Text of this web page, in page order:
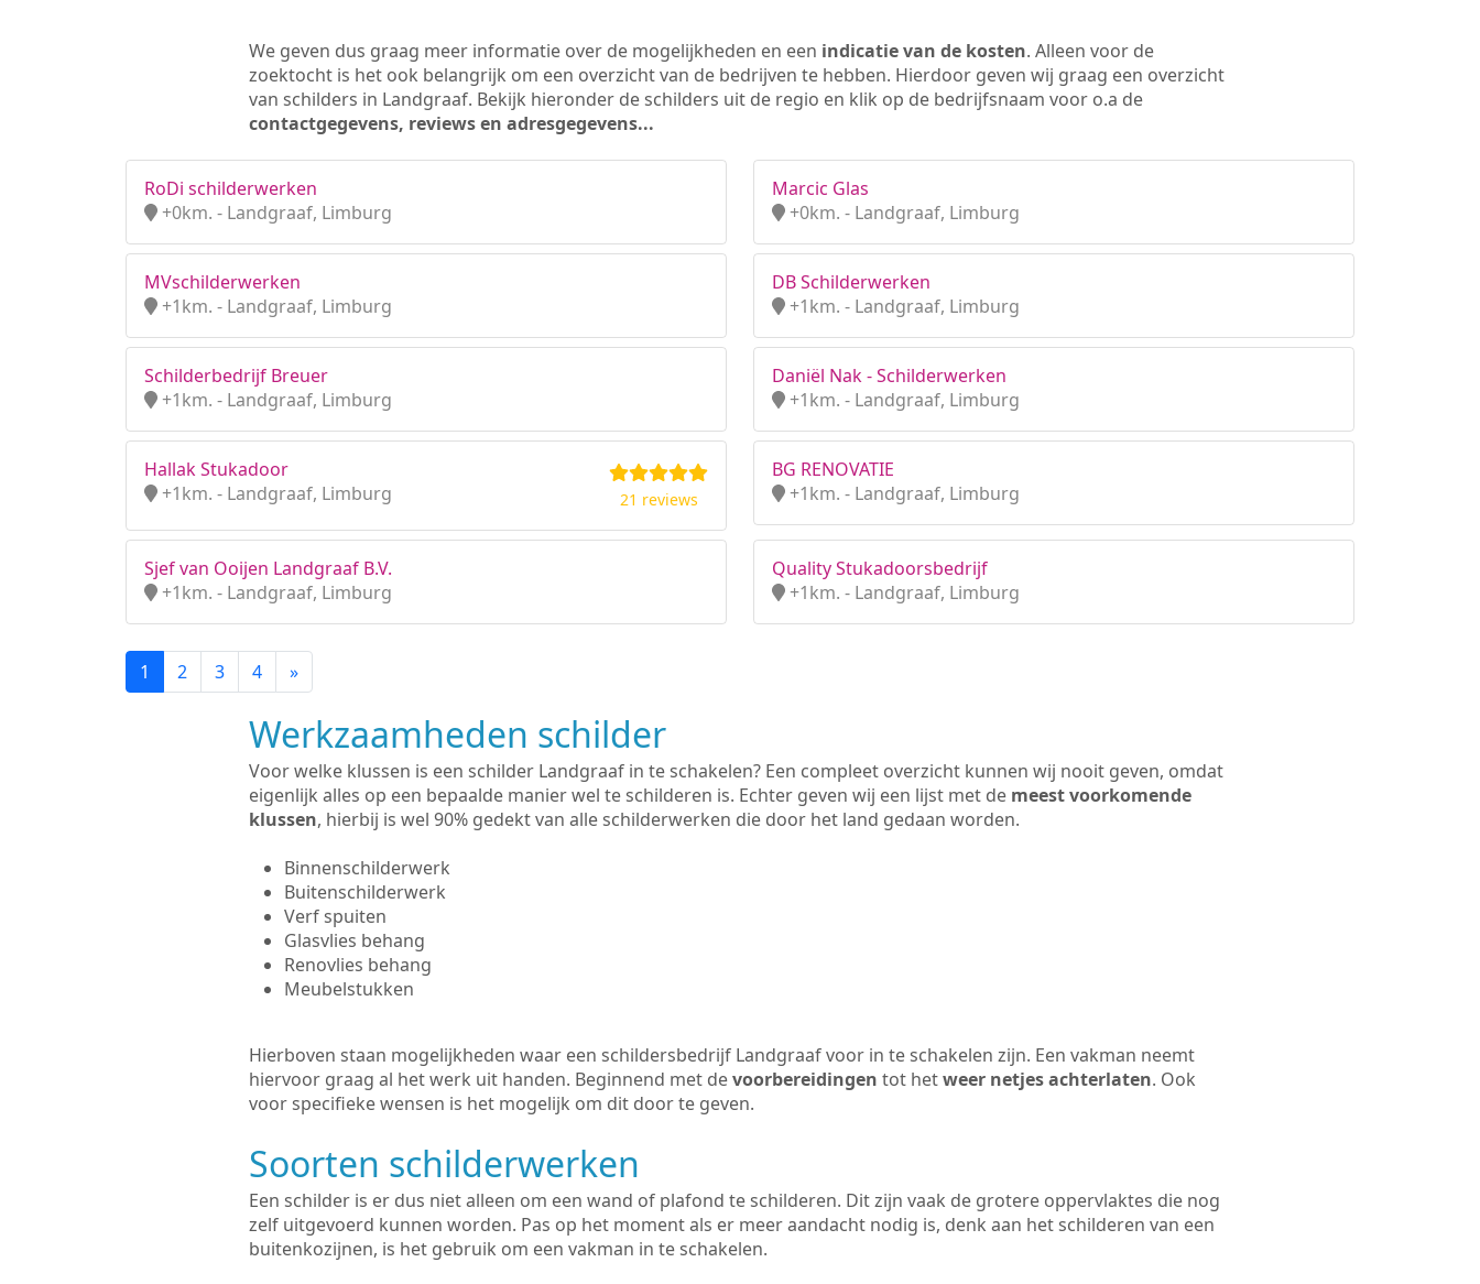
We geven dus graag meer informatie over de mogelijkheden en een indicatie van de kosten. Alleen voor de
zoektocht is het ook belangrijk om een overzicht van de bedrijven te hebben. Hierdoor geven wij graag een overzicht
van schilders in Landgraaf. Bekijk hieronder de schilders uit de regio en klik op de bedrijfsnaam voor o.a de
contactgegevens, reviews en adresgegevens...
RoDi schilderwerken
+0km. - Landgraaf, Limburg
Marcic Glas
+0km. - Landgraaf, Limburg
MVschilderwerken
+1km. - Landgraaf, Limburg
DB Schilderwerken
+1km. - Landgraaf, Limburg
Schilderbedrijf Breuer
+1km. - Landgraaf, Limburg
Daniël Nak - Schilderwerken
+1km. - Landgraaf, Limburg
Hallak Stukadoor
+1km. - Landgraaf, Limburg
21 reviews
BG RENOVATIE
+1km. - Landgraaf, Limburg
Sjef van Ooijen Landgraaf B.V.
+1km. - Landgraaf, Limburg
Quality Stukadoorsbedrijf
+1km. - Landgraaf, Limburg
1 2 3 4 »
Werkzaamheden schilder
Voor welke klussen is een schilder Landgraaf in te schakelen? Een compleet overzicht kunnen wij nooit geven, omdat
eigenlijk alles op een bepaalde manier wel te schilderen is. Echter geven wij een lijst met de meest voorkomende
klussen, hierbij is wel 90% gedekt van alle schilderwerken die door het land gedaan worden.
Binnenschilderwerk
Buitenschilderwerk
Verf spuiten
Glasvlies behang
Renovlies behang
Meubelstukken
Hierboven staan mogelijkheden waar een schildersbedrijf Landgraaf voor in te schakelen zijn. Een vakman neemt
hiervoor graag al het werk uit handen. Beginnend met devoorbereidingen tot hetweer netjes achterlaten. Ook
voor specifieke wensen is het mogelijk om dit door te geven.
Soorten schilderwerken
Een schilder is er dus niet alleen om een wand of plafond te schilderen. Dit zijn vaak de grotere oppervlaktes die nog
zelf uitgevoerd kunnen worden. Pas op het moment als er meer aandacht nodig is, denk aan het schilderen van een
buitenkozijnen, is het gebruik om een vakman in te schakelen.